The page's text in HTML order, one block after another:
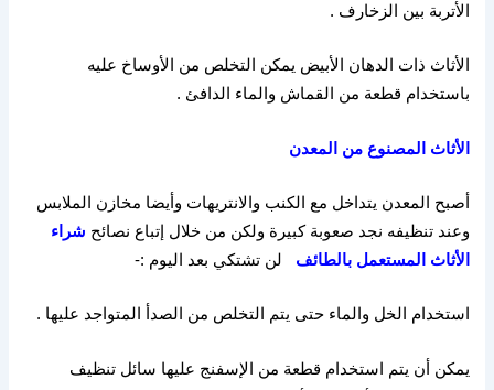
الأتربة بين الزخارف .
الأثاث ذات الدهان الأبيض يمكن التخلص من الأوساخ عليه
باستخدام قطعة من القماش والماء الدافئ .
الأثاث المصنوع من المعدن
أصبح المعدن يتداخل مع الكنب والانتريهات وأيضا مخازن الملابس
وعند تنظيفه نجد صعوبة كبيرة ولكن من خلال إتباع نصائح شراء
الأثاث المستعمل بالطائف
لن تشتكي بعد اليوم :-
استخدام الخل والماء حتى يتم التخلص من الصدأ المتواجد عليها .
يمكن أن يتم استخدام قطعة من الإسفنج عليها سائل تنظيف